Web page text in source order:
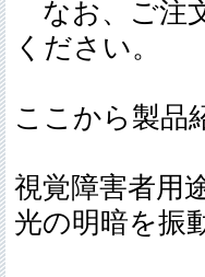
なお、ご注
ください。
ここから製品
視覚障害者用
光の明暗を振